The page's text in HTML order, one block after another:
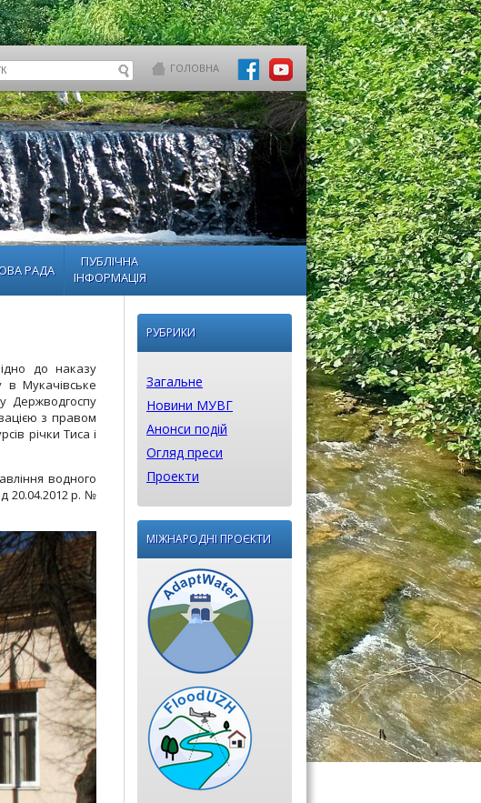
ГОЛОВНА
РАДА
ПУБЛІЧНА
ІНФОРМАЦІЯ
до наказу
Мукачівське
Держводгоспу
з правом
річки Тиса і
водного
20.04.2012 р. №
РУБРИКИ
Загальне
Новини МУВГ
Анонси подій
Огляд преси
Проекти
МІЖНАРОДНІ ПРОЄКТИ